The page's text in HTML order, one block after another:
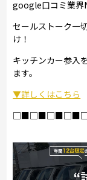
google口コミ業界
セールストーク一
け！
キッチンカー参入
ます。
▼詳しくはこちら